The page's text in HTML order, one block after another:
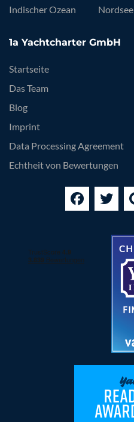
Indischer Ozean
Nordsee
1a Yachtcharter GmbH
Startseite
Das Team
Blog
Imprint
Data Processing Agreement
Echtheit von Bewertungen